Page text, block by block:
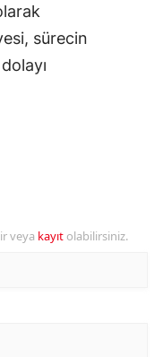
sürecin
veya kayıt olabilirsiniz.